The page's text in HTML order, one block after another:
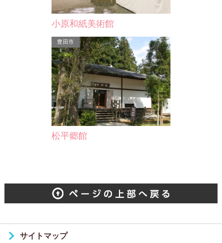
永禄９年（1566）岡崎城中の白山社
の別当職慶安周賀が開山したものとい
われ、城の鎮守として城内…
小原和紙美術館
豊田市
松平郷館
サイトマップ